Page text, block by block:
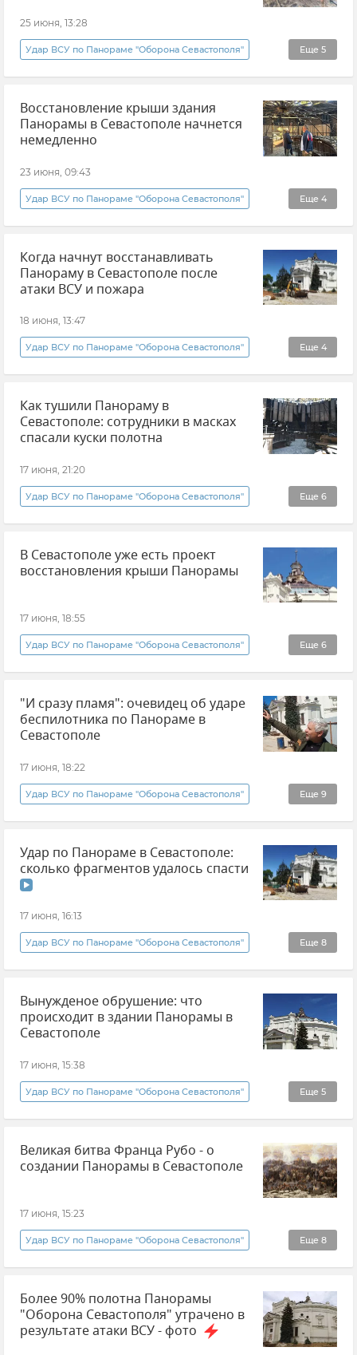
Михаил Смородкин
25 июня, 13:28
Еще 5
Удар ВСУ по Панораме "Оборона Севастополя"
панорама Севастополь
Новости Севастополя История
Восстановление крыши здания
Панорамы в Севастополе начнется
немедленно
23 июня, 09:43
Еще 4
Удар ВСУ по Панораме "Оборона Севастополя"
Севастополь панорама
Министерство культуры России Новости
Когда начнут восстанавливать
Панораму в Севастополе после
атаки ВСУ и пожара
18 июня, 13:47
Еще 4
Удар ВСУ по Панораме "Оборона Севастополя"
Атаки ВСУ на Крым Севастополь
Новости Севастополя Культурное наследие
Как тушили Панораму в
Севастополе: сотрудники в масках
спасали куски полотна
17 июня, 21:20
Еще 6
Удар ВСУ по Панораме "Оборона Севастополя"
Крым панорама Пожар
Новости Крыма Новости Севастополя
В Севастополе уже есть проект
восстановления крыши Панорамы
17 июня, 18:55
Еще 6
Удар ВСУ по Панораме "Оборона Севастополя"
Михаил Смородкин панорама
Севастополь Новости Севастополя
Крым Новости Крыма
"И сразу пламя": очевидец об ударе
беспилотника по Панораме в
Севастополе
17 июня, 18:22
Еще 9
Удар ВСУ по Панораме "Оборона Севастополя"
Эксклюзивы РИА Новости Крым панорама
Севастополь Новости Севастополя
Крым Новости Крыма
ВСУ (Вооруженные силы Украины)
Удар по Панораме в Севастополе:
сколько фрагментов удалось спасти
17 июня, 16:13
Еще 8
Удар ВСУ по Панораме "Оборона Севастополя"
панорама Атаки ВСУ Севастополь
Новости Севастополя Крым
Новости Крыма
Вынужденое обрушение: что
происходит в здании Панорамы в
Севастополе
17 июня, 15:38
Еще 5
Удар ВСУ по Панораме "Оборона Севастополя"
Севастополь панорама
Михаил Смородкин Музеи Крыма
Новости Севастополя
Великая битва Франца Рубо - о
создании Панорамы в Севастополе
17 июня, 15:23
Еще 8
Удар ВСУ по Панораме "Оборона Севастополя"
Культура Новости
Крым в истории: секреты, факты, фото
Эксклюзивы РИА Новости Крым панорама
Более 90% полотна Панорамы
"Оборона Севастополя" утрачено в
результате атаки ВСУ - фото